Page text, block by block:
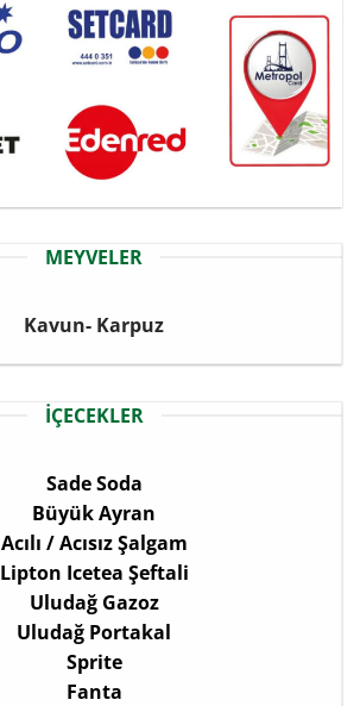
MEYVELER
Kavun- Karpuz
İÇECEKLER
Sade Soda
Büyük Ayran
Acılı / Acısız Şalgam
Lipton Icetea Şeftali
Uludağ Gazoz
Uludağ Portakal
Sprite
Fanta